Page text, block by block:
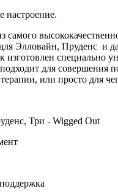
настроение.
самого
Элловайн, Пруденс и
изготовлен специально
для совершения
или просто для
Три - Wigged Out